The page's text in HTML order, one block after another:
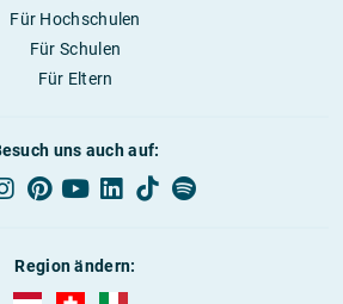
Für Hochschulen
Für Schulen
Für Eltern
uns auch auf:
Region ändern:
AUBI-plus Österreich (deutsch)